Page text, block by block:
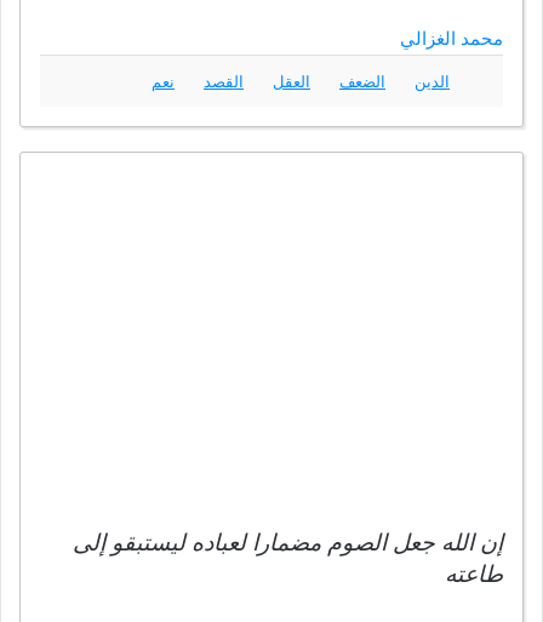
محمد الغزالي
الدين الضعف العقل القصد نعم
إن الله جعل الصوم مضمارا لعباده ليستبقو إلى
طاعته